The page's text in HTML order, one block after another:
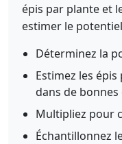
épis par plante et
estimer le
Déterminez la
Estimez les
dans de
Multipliez pour
Échantillonnez